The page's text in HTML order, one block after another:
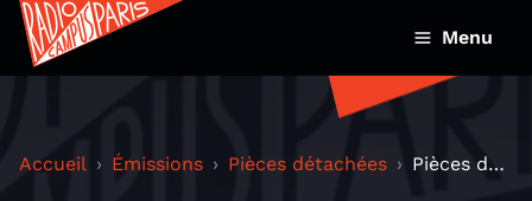
Menu
Accueil Émissions Pièces détachées Pièces détachées : Au théâtre les bébés